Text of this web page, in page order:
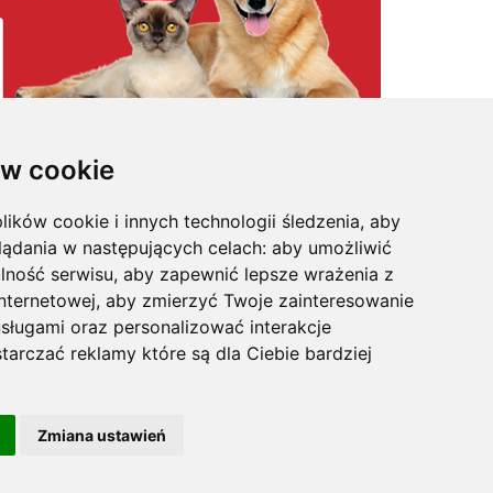
cookie
cookie i innych technologii śledzenia, aby
w następujących celach: aby umożliwić
serwisu, aby zapewnić lepsze wrażenia z
, aby zmierzyć Twoje zainteresowanie
oraz personalizować interakcje
reklamy które są dla Ciebie bardziej
Zmiana ustawień
,pielęgnacja odstraszacze psów,witaminy / odżywki,na
legowiska dla psa maty samochodowe
karmy w super cenach ,posezonowa wyprzedaż,
, profilaktyka ,
Felix, Gourmet, Happy Dog, Hills, IAMS, Kitekat, Mera Dog,
Size , Sanabelle, Sheba, Versele-Laga
Dla kotów|Dla psów|Dla ptaków